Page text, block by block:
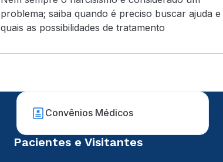
problema; saiba quando é preciso buscar ajuda e
quais as possibilidades de tratamento
Convênios Médicos
Pacientes e Visitantes